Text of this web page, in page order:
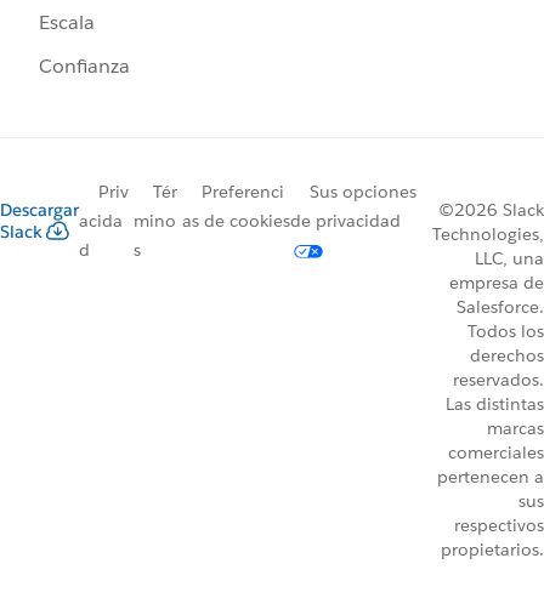
Escala
Confianza
Descargar
Slack
Priv
acida
d
Tér
mino
s
Preferenci
as de cookies
Sus opciones
de privacidad
©2026 Slack
Technologies,
LLC, una
empresa de
Salesforce.
Todos los
derechos
reservados.
Las distintas
marcas
comerciales
pertenecen a
sus
respectivos
propietarios.